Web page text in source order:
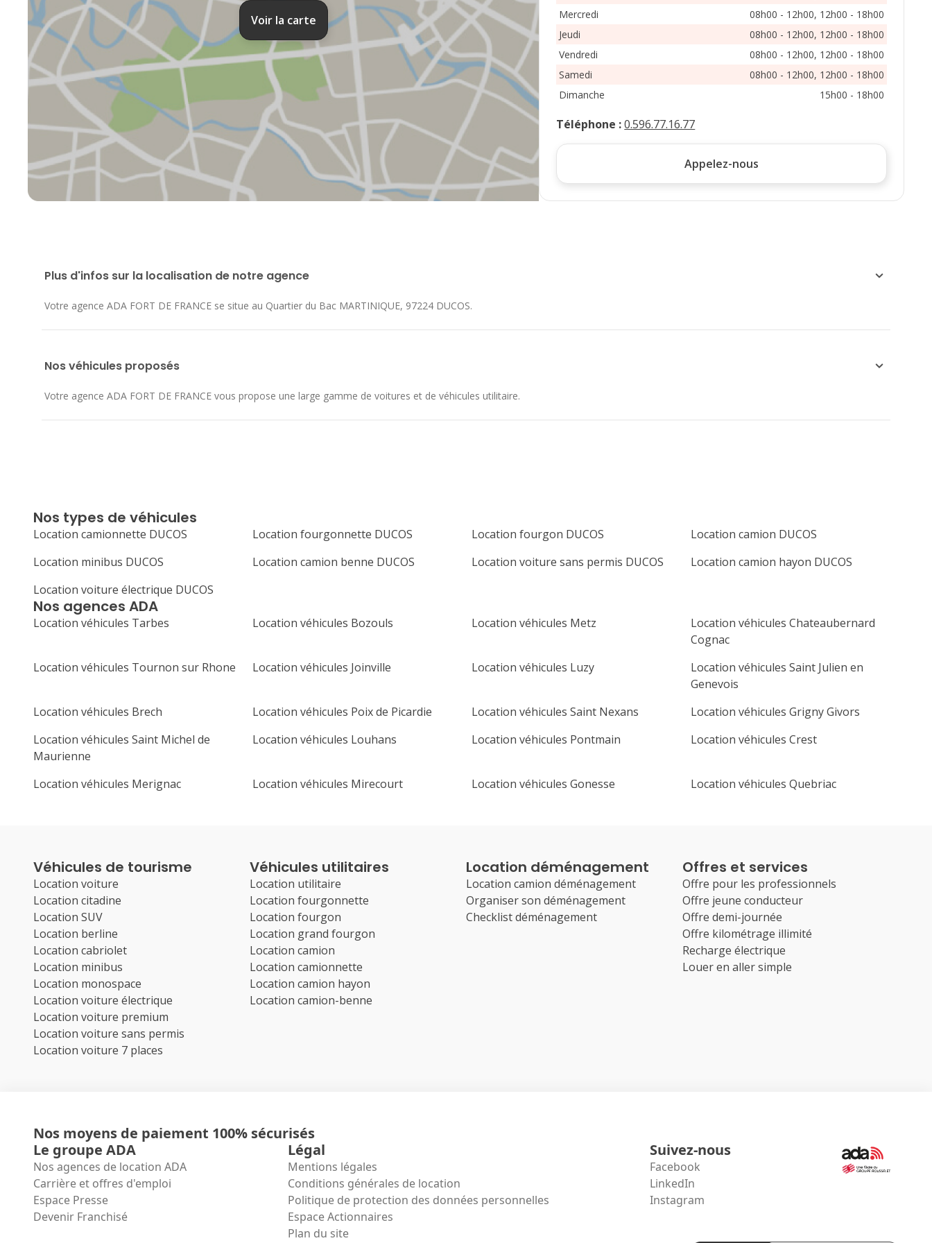
Voir la carte
Mercredi
08h00 - 12h00, 12h00 - 18h00
Jeudi
08h00 - 12h00, 12h00 - 18h00
Vendredi
08h00 - 12h00, 12h00 - 18h00
Samedi
08h00 - 12h00, 12h00 - 18h00
Dimanche
15h00 - 18h00
Téléphone :0.596.77.16.77
Appelez-nous
Plus d'infos sur la localisation de notre agence
Votre agence ADA FORT DE FRANCE se situe au Quartier du Bac MARTINIQUE, 97224 DUCOS.
Nos véhicules proposés
Votre agence ADA FORT DE FRANCE vous propose une large gamme de voitures et de véhicules utilitaire.
Nos agences ADA
Location véhicules Tarbes Location véhicules Bozouls Location véhicules Metz
Location véhicules Chateaubernard
Cognac
Location véhicules Tournon sur Rhone
Location véhicules Joinville Location véhicules Luzy
Location véhicules Saint Julien en
Genevois
Location véhicules Brech
Location véhicules Poix de Picardie Location véhicules Saint Nexans
Location véhicules Grigny Givors
Location véhicules Saint Michel de
Maurienne
Location véhicules Louhans Location véhicules Pontmain Location véhicules Crest
Location véhicules Merignac Location véhicules Mirecourt Location véhicules Gonesse Location véhicules Quebriac
Nos types de véhicules
Location camionnette DUCOS Location fourgonnette DUCOS Location fourgon DUCOS
Location camion DUCOS
Location minibus DUCOS
Location camion benne DUCOS Location voiture sans permis DUCOS
Location camion hayon DUCOS
Location voiture électrique DUCOS
Véhicules de tourisme
Location voiture
Location citadine
Location SUV
Location berline
Location cabriolet
Location minibus
Location monospace
Location voiture électrique
Location voiture premium
Location voiture sans permis
Location voiture 7 places
Véhicules utilitaires
Location utilitaire
Location fourgonnette
Location fourgon
Location grand fourgon
Location camion
Location camionnette
Location camion hayon
Location camion-benne
Location déménagement
Location camion déménagement
Organiser son déménagement
Checklist déménagement
Offres et services
Offre pour les professionnels
Offre jeune conducteur
Offre demi-journée
Offre kilométrage illimité
Recharge électrique
Louer en aller simple
Nos moyens de paiement 100% sécurisés
Le groupe ADA
Nos agences de location ADA
Carrière et offres d'emploi
Espace Presse
Devenir Franchisé
Légal
Mentions légales
Conditions générales de location
Politique de protection des données personnelles
Espace Actionnaires
Plan du site
Suivez-nous
Facebook
LinkedIn
Instagram